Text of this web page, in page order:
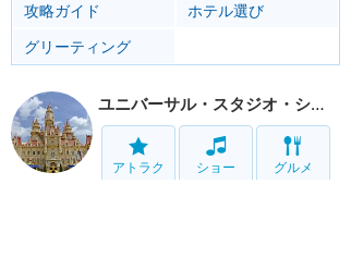
攻略ガイド
ホテル選び
グリーティング
ユニバーサル・スタジオ・シンガポール
アトラク ショー グルメ